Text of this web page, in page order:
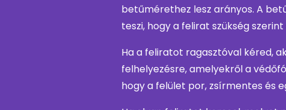
betűmérethez lesz arányos. A
teszi, hogy a felirat szükség
Ha a feliratot ragasztóval kéred,
felhelyezésre, amelyekről a
hogy a felület por, zsírmentes és